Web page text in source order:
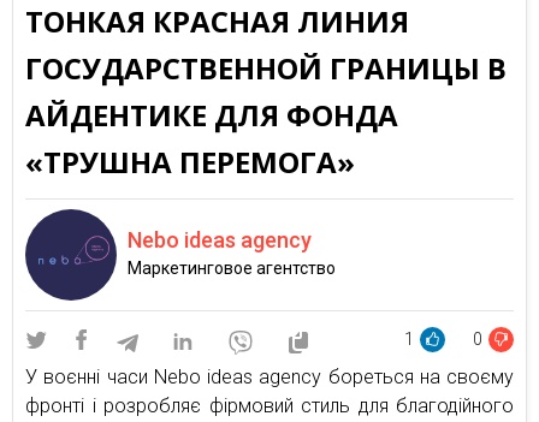
ТОНКАЯ КРАСНАЯ ЛИНИЯ
ГОСУДАРСТВЕННОЙ ГРАНИЦЫ В
АЙДЕНТИКЕ ДЛЯ ФОНДА
«ТРУШНА ПЕРЕМОГА»
Nebo ideas agency
Маркетинговое агентство
1 0
У воєнні часи Nebo ideas agency бореться на своєму
фронті і розробляє фірмовий стиль для благодійного